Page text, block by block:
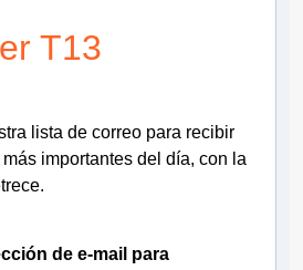
T13
lista de correo para recibir
importantes del día, con la
de e-mail para